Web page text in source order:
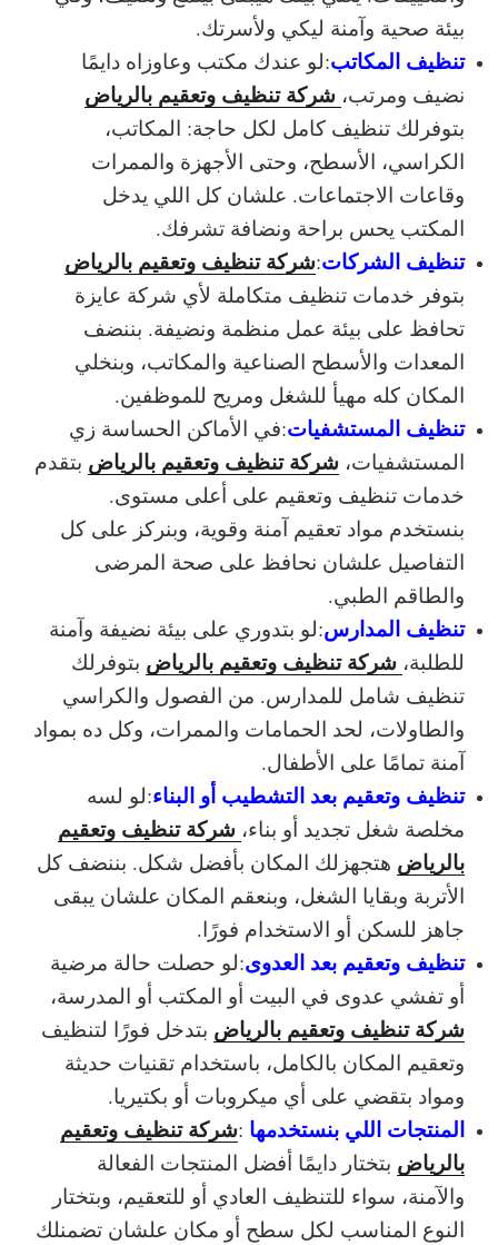
بيئة صحية وآمنة ليكي ولأسرتك.
تنظيف المكاتب:لو عندك مكتب وعاوزاه دايمًا
نضيف ومرتب، شركة تنظيف وتعقيم بالرياض
بتوفرلك تنظيف كامل لكل حاجة: المكاتب،
الكراسي، الأسطح، وحتى الأجهزة والممرات
وقاعات الاجتماعات. علشان كل اللي يدخل
المكتب يحس براحة ونضافة تشرفك.
تنظيف الشركات:شركة تنظيف وتعقيم بالرياض
بتوفر خدمات تنظيف متكاملة لأي شركة عايزة
تحافظ على بيئة عمل منظمة ونضيفة. بننضف
المعدات والأسطح الصناعية والمكاتب، وبنخلي
المكان كله مهيأ للشغل ومريح للموظفين.
تنظيف المستشفيات:في الأماكن الحساسة زي
المستشفيات، شركة تنظيف وتعقيم بالرياض بتقدم
خدمات تنظيف وتعقيم على أعلى مستوى.
بنستخدم مواد تعقيم آمنة وقوية، وبنركز على كل
التفاصيل علشان نحافظ على صحة المرضى
والطاقم الطبي.
تنظيف المدارس:لو بتدوري على بيئة نضيفة وآمنة
للطلبة، شركة تنظيف وتعقيم بالرياض بتوفرلك
تنظيف شامل للمدارس. من الفصول والكراسي
والطاولات، لحد الحمامات والممرات، وكل ده بمواد
آمنة تمامًا على الأطفال.
تنظيف وتعقيم بعد التشطيب أو البناء:لو لسه
مخلصة شغل تجديد أو بناء، شركة تنظيف وتعقيم
بالرياض هتجهزلك المكان بأفضل شكل. بننضف كل
الأتربة وبقايا الشغل، وبنعقم المكان علشان يبقى
جاهز للسكن أو الاستخدام فورًا.
تنظيف وتعقيم بعد العدوى:لو حصلت حالة مرضية
أو تفشي عدوى في البيت أو المكتب أو المدرسة،
شركة تنظيف وتعقيم بالرياض بتدخل فورًا لتنظيف
وتعقيم المكان بالكامل، باستخدام تقنيات حديثة
ومواد بتقضي على أي ميكروبات أو بكتيريا.
المنتجات اللي بنستخدمها :شركة تنظيف وتعقيم
بالرياض بتختار دايمًا أفضل المنتجات الفعالة
والآمنة، سواء للتنظيف العادي أو للتعقيم، وبتختار
النوع المناسب لكل سطح أو مكان علشان تضمنلك